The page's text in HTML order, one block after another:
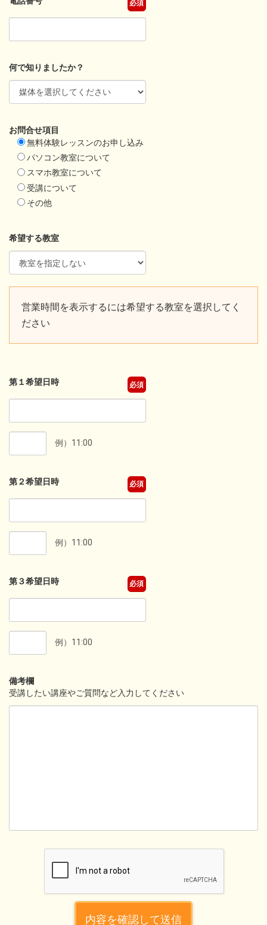
必須
何で知りましたか？
お問合せ項目
無料体験レッスンのお申し込み
パソコン教室について
スマホ教室について
受講について
その他
希望する教室
営業時間を表示するには希望する教室を選択してく
ださい
第１希望日時 必須
例）11:00
第２希望日時 必須
例）11:00
第３希望日時 必須
例）11:00
備考欄
受講したい講座やご質問など入力してください